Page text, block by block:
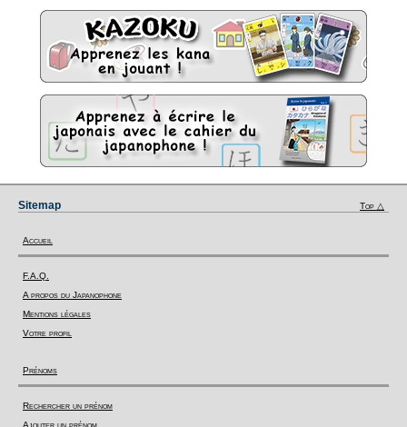
Sitemap Top △
Accueil
F.A.Q.
A propos du Japanophone
Mentions légales
Votre profil
Prénoms
Rechercher un prénom
Ajouter un prénom